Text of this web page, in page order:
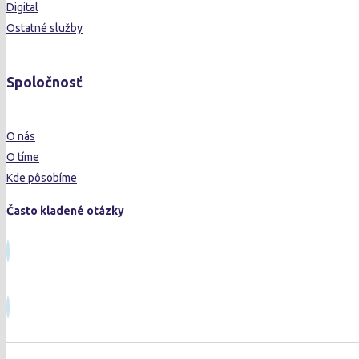
Digital
Ostatné služby
Spoločnosť
O nás
O tíme
Kde pôsobíme
Často kladené otázky